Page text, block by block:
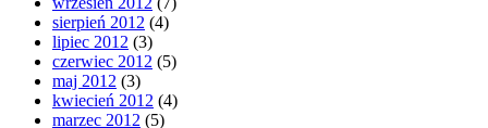
sierpień 2012 (4)
lipiec 2012 (3)
czerwiec 2012 (5)
maj 2012 (3)
kwiecień 2012 (4)
marzec 2012 (5)